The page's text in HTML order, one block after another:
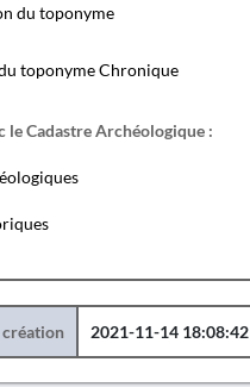
du toponyme
toponyme Chronique
le Cadastre Archéologique :
création 2021-11-14 18:08:42